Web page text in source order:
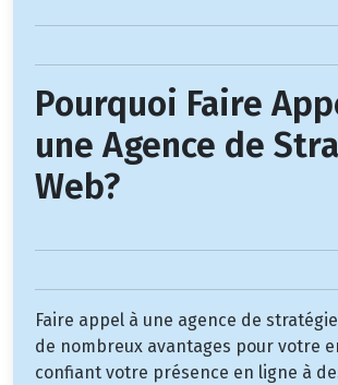
Pourquoi Faire
une Agence de
Web?
Faire appel à une agence de
de nombreux avantages pour votre
confiant votre présence en ligne à